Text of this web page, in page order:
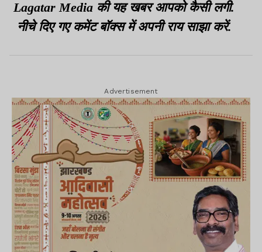
Lagatar Media की यह खबर आपको कैसी लगी.
नीचे दिए गए कमेंट बॉक्स में अपनी राय साझा करें.
Advertisement